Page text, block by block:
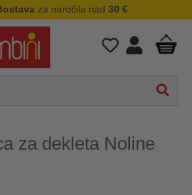
za naročila nad 30 €
za dekleta Noline